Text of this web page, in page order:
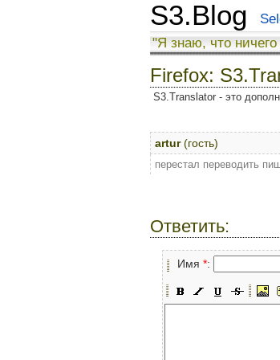
S3.Blog
"Я знаю, что
Firefox:
S3.Translator - это
artur(гость)
перестал переводить
Ответить:
Имя *: